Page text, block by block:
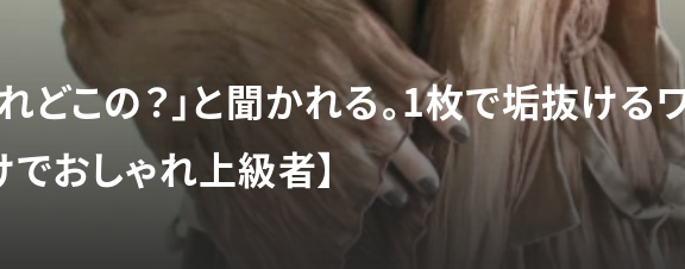
れどこの？」と聞かれる。1枚で垢抜ける
でおしゃれ上級者】